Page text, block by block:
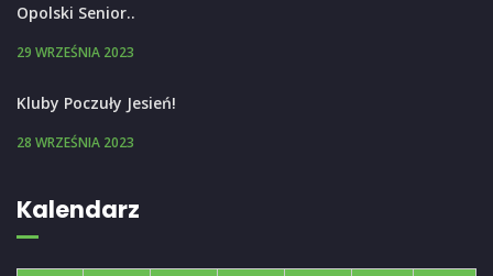
Opolski Senior..
29 WRZEŚNIA 2023
Kluby Poczuły Jesień!
28 WRZEŚNIA 2023
Kalendarz